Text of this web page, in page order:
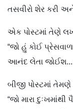
તસવીરો શેર કરી
એક પોસ્ટમાં તેણે
“જો હું કોઈ
આનંદ લેતા જોઈશ...
બીજી પોસ્ટમાં
“જો મારા દુઃખમાંથી